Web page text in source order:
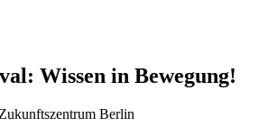
Wissen in Bewegung!
Berlin